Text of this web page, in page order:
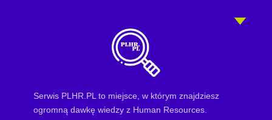
Serwis PLHR.PL to miejsce, w którym znajdziesz
ogromną dawkę wiedzy z Human Resources.